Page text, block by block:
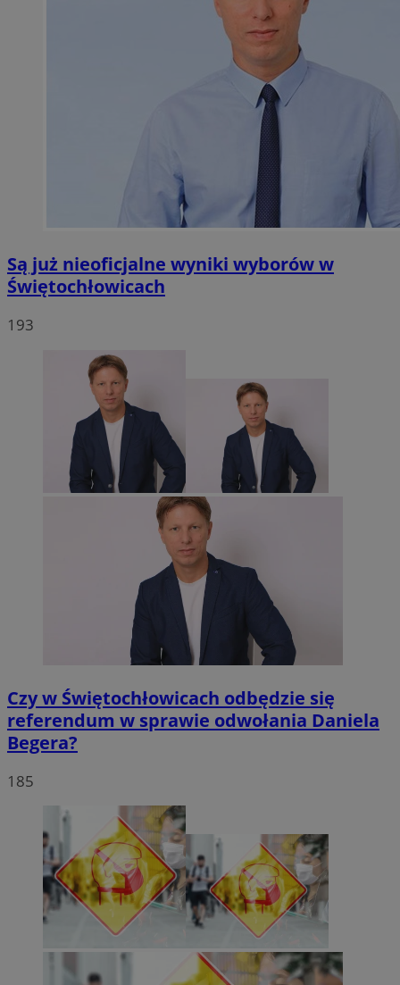
Są już nieoficjalne wyniki wyborów w
Świętochłowicach
193
Czy w Świętochłowicach odbędzie się
referendum w sprawie odwołania Daniela
Begera?
185